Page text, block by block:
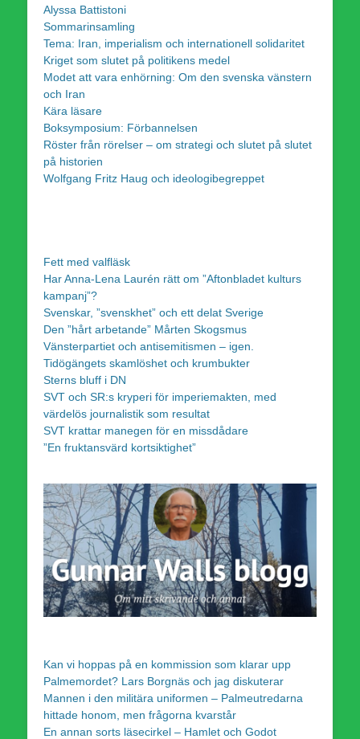
Alyssa Battistoni
Sommarinsamling
Tema: Iran, imperialism och internationell solidaritet
Kriget som slutet på politikens medel
Modet att vara enhörning: Om den svenska vänstern
och Iran
Kära läsare
Boksymposium: Förbannelsen
Röster från rörelser – om strategi och slutet på slutet
på historien
Wolfgang Fritz Haug och ideologibegreppet
Fett med valfläsk
Har Anna-Lena Laurén rätt om ”Aftonbladet kulturs
kampanj”?
Svenskar, ”svenskhet” och ett delat Sverige
Den ”hårt arbetande” Mårten Skogsmus
Vänsterpartiet och antisemitismen – igen.
Tidögängets skamlöshet och krumbukter
Sterns bluff i DN
SVT och SR:s kryperi för imperiemakten, med
värdelös journalistik som resultat
SVT krattar manegen för en missdådare
”En fruktansvärd kortsiktighet”
Kan vi hoppas på en kommission som klarar upp
Palmemordet? Lars Borgnäs och jag diskuterar
Mannen i den militära uniformen – Palmeutredarna
hittade honom, men frågorna kvarstår
En annan sorts läsecirkel – Hamlet och Godot